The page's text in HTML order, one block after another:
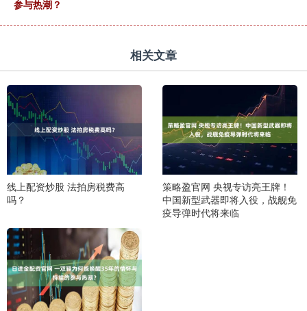
参与热潮？
相关文章
线上配资炒股 法拍房税费高
吗？
策略盈官网 央视专访亮王牌！
中国新型武器即将入役，战舰免
疫导弹时代将来临